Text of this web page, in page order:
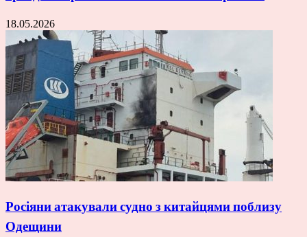
18.05.2026
Росіяни атакували судно з китайцями поблизу
Одещини